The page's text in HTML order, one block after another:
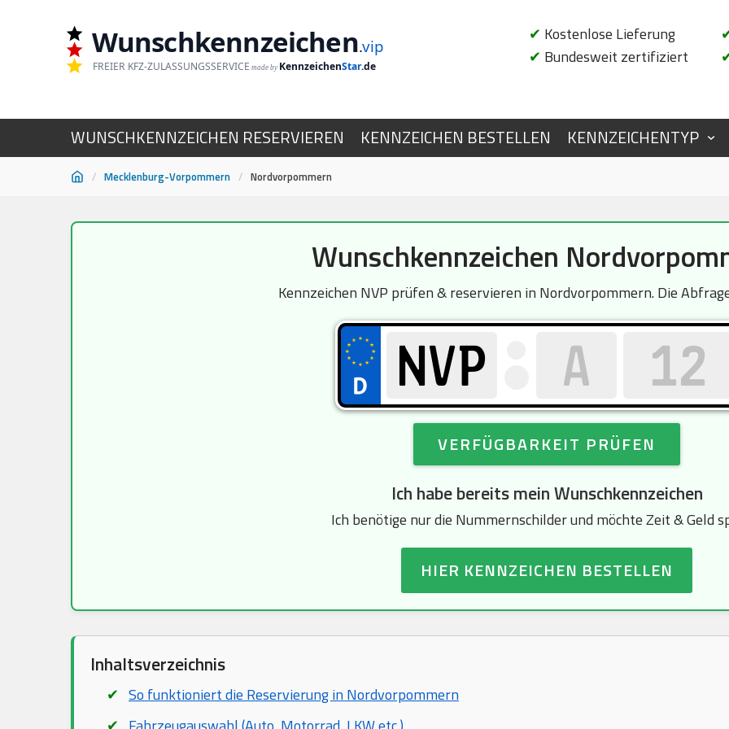
Wunschkennzeichen.vip
FREIER KFZ-ZULASSUNGSSERVICE made by KennzeichenStar.de
✔ Kostenlose Lieferung
✔ Bundesweit zertifiziert
WUNSCHKENNZEICHEN RESERVIEREN KENNZEICHEN BESTELLEN KENNZEICHENTYP
/ Mecklenburg-Vorpommern / Nordvorpommern
Wunschkennzeichen
Kennzeichen NVP prüfen & reservieren in Nordvorpommern. Die
VERFÜGBARKEIT PRÜFEN
Ich habe bereits mein Wunschkennzeichen
Ich benötige nur die Nummernschilder und möchte Zeit & Geld
HIER KENNZEICHEN BESTELLEN
Inhaltsverzeichnis
So funktioniert die Reservierung in Nordvorpommern